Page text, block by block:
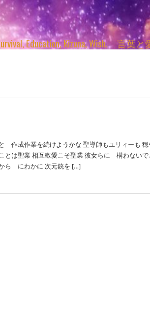
Education, Kizuna, Wish.
作成作業を続けようかな 聖導師もユリィーも 穏
とは聖業 相互敬愛こそ聖業 彼女らに 構わないで
ら にわかに 次元銃を […]